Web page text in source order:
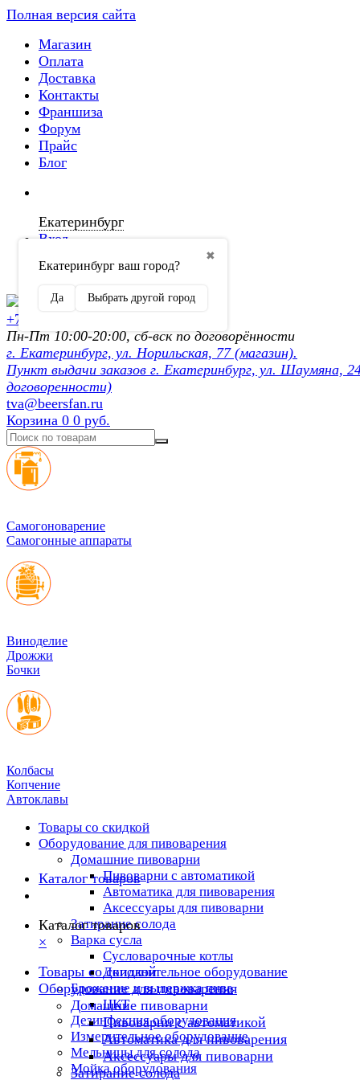
Полная версия сайта
Магазин
Оплата
Доставка
Контакты
Франшиза
Форум
Прайс
Блог
Екатеринбург
✖
Екатеринбург ваш город?
Да Выбрать другой город
Вход
Регистрация
+7 (902) 872-54-70
Пн-Пт 10:00-20:00, сб-вск по договорённости
г. Екатеринбург, ул. Норильская, 77 (магазин).
Пункт выдачи заказов г. Екатеринбург, ул. Шаумяна,
договоренности)
tva@beersfan.ru
Корзина 0 0 руб.
Cамогоноварение
Самогонные аппараты
Виноделие
Дрожжи
Бочки
Колбасы
Копчение
Автоклавы
Товары со скидкой
Оборудование для пивоварения
Домашние пивоварни
Пивоварни с автоматикой
Автоматика для пивоварения
Аксессуары для пивоварни
Затирание солода
Варка сусла
Cусловарочные котлы
Дополнительное оборудование
Брожение и выдержка пива
ЦКТ
Дезинфекция оборудования
Измерительное оборудование
Мельницы для солода
Мойка оборудования
Каталог товаров
Каталог товаров
×
Товары со скидкой
Оборудование для пивоварения
Домашние пивоварни
Пивоварни с автоматикой
Автоматика для пивоварения
Аксессуары для пивоварни
Затирание солода